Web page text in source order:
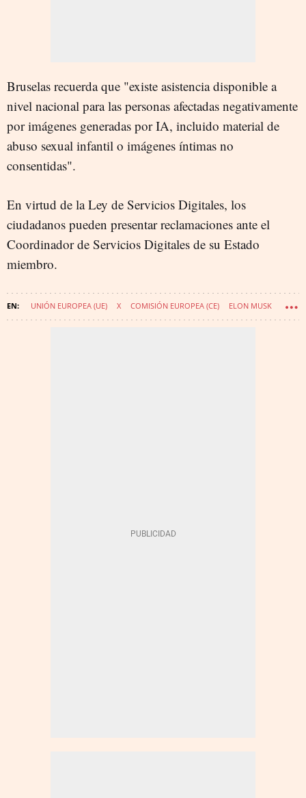
Bruselas recuerda que "existe asistencia disponible a
nivel nacional para las personas afectadas negativamente
por imágenes generadas por IA, incluido material de
abuso sexual infantil o imágenes íntimas no
consentidas".
En virtud de la Ley de Servicios Digitales, los
ciudadanos pueden presentar reclamaciones ante el
Coordinador de Servicios Digitales de su Estado
miembro.
UNIÓN EUROPEA (UE) X COMISIÓN EUROPEA (CE) ELON MUSK